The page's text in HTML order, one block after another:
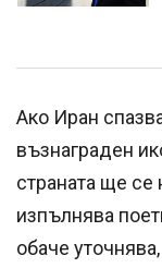
Ако Иран
възнаграден
страната ще се
изпълнява
обаче